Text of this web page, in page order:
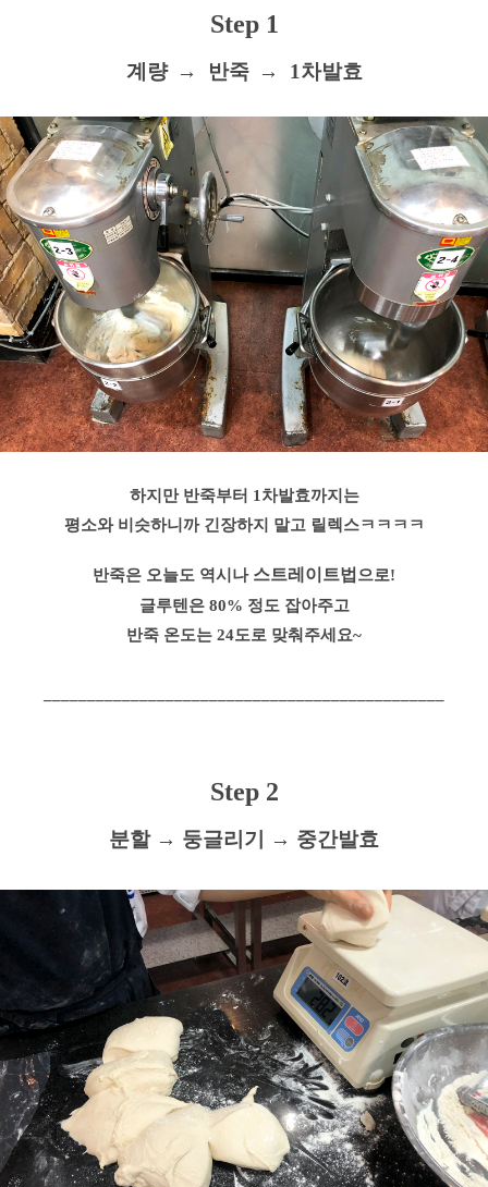
Step 1
계량 → 반죽 → 1차발효
하지만 반죽부터 1차발효까지는
평소와 비슷하니까 긴장하지 말고 릴렉스ㅋㅋㅋㅋ
반죽은 오늘도 역시나 스트레이트법 으로!
글루텐은 80% 정도 잡아주고
반죽 온도는 24도로 맞춰주세요~
Step 2
분할 → 둥글리기 → 중간발효